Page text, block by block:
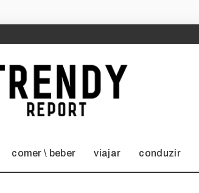
comer \ beber viajar conduzir